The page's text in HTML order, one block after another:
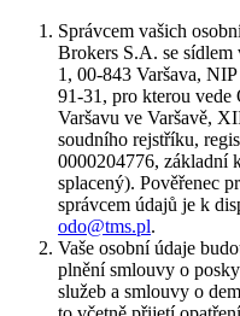
Správcem vašich
Brokers S.A. se sídlem
1, 00-843 Varšava,
91-31, pro kterou vede
Varšavu ve Varšavě,
soudního rejstříku,
0000204776, základní
splacený). Pověřenec
správcem údajů je k
odo@tms.pl.
Vaše osobní údaje
plnění smlouvy o
služeb a smlouvy o